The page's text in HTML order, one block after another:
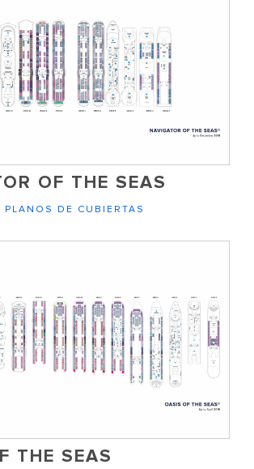
OF THE SEAS
PLANOS DE CUBIERTAS
THE SEAS